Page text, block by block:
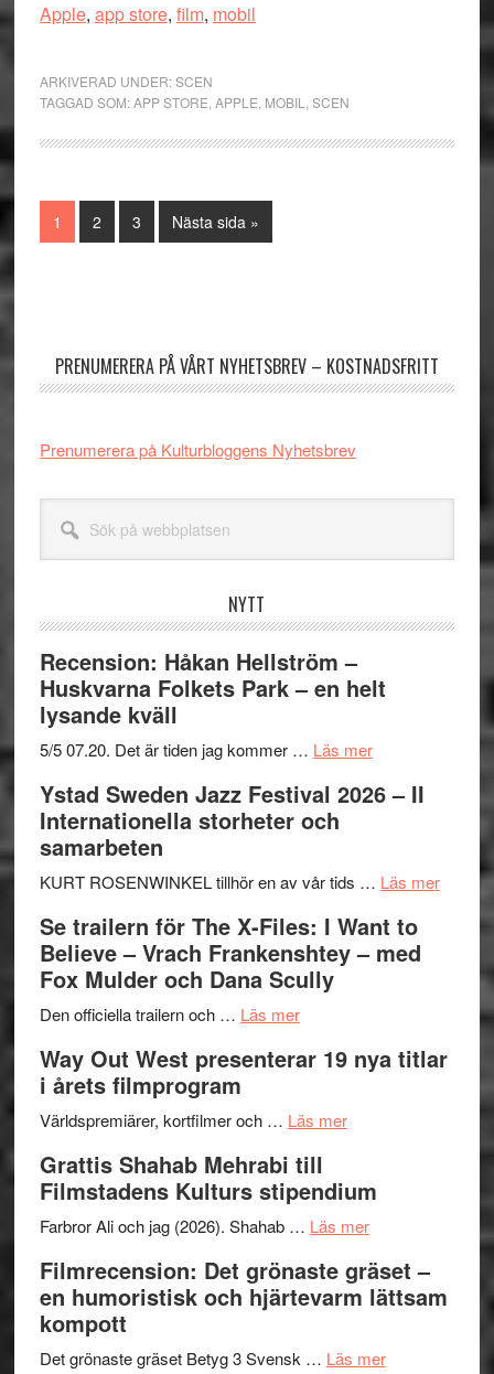
Apple, app store, film, mobil
ARKIVERAD UNDER:SCEN
TAGGAD SOM:APP STORE APPLE MOBIL SCEN
Sida
1 Sida
2 Sida
3
Go
to
Nästa sida »
PRENUMERERA PÅ VÅRT NYHETSBREV – KOSTNADSFRITT
Prenumerera på Kulturbloggens Nyhetsbrev
webbplatsen
NYTT
Recension: Håkan Hellström –
Huskvarna Folkets Park – en helt
lysande kväll
5/5 07.20. Det är tiden jag kommer … Läs merom
Håkan
Huskvarna
Park
–
kväll
Ystad Sweden Jazz Festival 2026 – II
Internationella storheter och
samarbeten
KURT ROSENWINKEL tillhör en av vår tids … Läs merom
Festival
II
Se trailern för The X-Files: I Want to
Believe – Vrach Frankenshtey – med
Fox Mulder och Dana Scully
Den officiella trailern och … Läs merom
trailern
The
Files:
I
Want
Believe
–
Frankenshtey
Way Out West presenterar 19 nya titlar
i årets filmprogram
Världspremiärer, kortfilmer och … Läs merom
West
presenterar
nya
titlar
årets
Grattis Shahab Mehrabi till
Filmstadens Kulturs stipendium
Farbror Ali och jag (2026). Shahab … Läs merom
Shahab
Mehrabi
Filmstadens
Filmrecension: Det grönaste gräset –
en humoristisk och hjärtevarm lättsam
kompott
Det grönaste gräset Betyg 3 Svensk … Läs merom